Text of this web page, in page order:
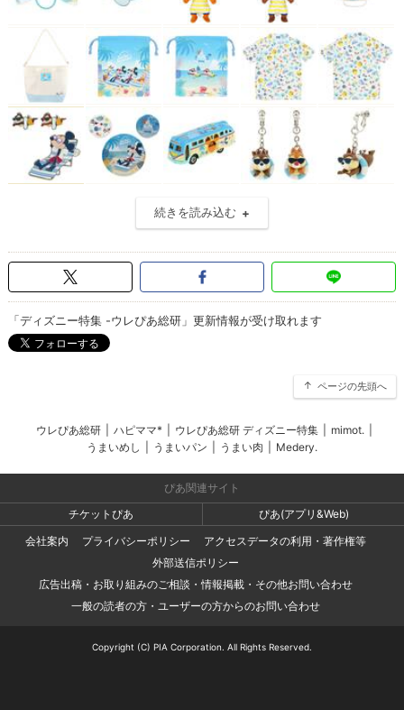
続きを読み込む
「ディズニー特集 -ウレぴあ総研」更新情報が受け取れます
ページの先頭へ
ウレぴあ総研 ハピママ* ウレぴあ総研 ディズニー特集 mimot.
うまいめし
うまいパン うまい肉 Medery.
ぴあ関連サイト
チケットぴあ
ぴあ(アプリ&Web)
会社案内
プライバシーポリシー
アクセスデータの利用・著作権等
外部送信ポリシー
広告出稿・お取り組みのご相談・情報掲載・その他お問い合わせ
一般の読者の方・ユーザーの方からのお問い合わせ
Copyright (C) PIA Corporation. All Rights Reserved.